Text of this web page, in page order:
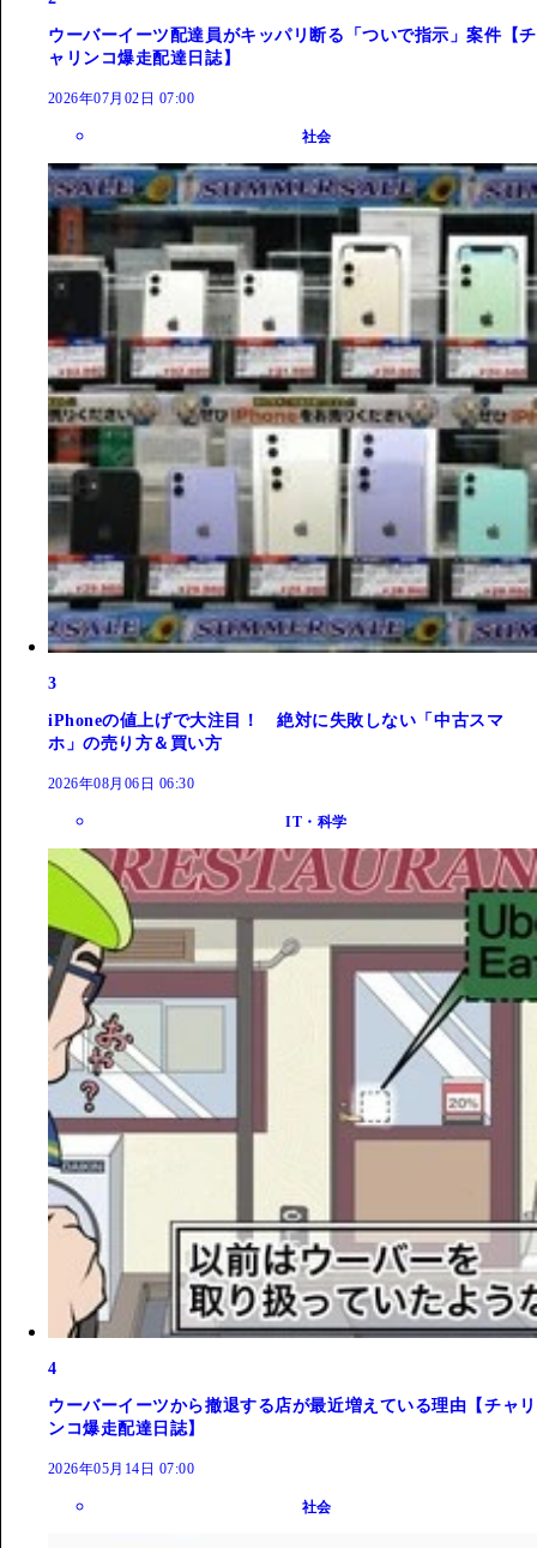
ウーバーイーツ配達員がキッパリ断る「ついで指示」案件【チ
ャリンコ爆走配達日誌】
2026年07月02日 07:00
社会
3
iPhoneの値上げで大注目！ 絶対に失敗しない「中古スマ
ホ」の売り方＆買い方
2026年08月06日 06:30
IT・科学
4
ウーバーイーツから撤退する店が最近増えている理由【チャリ
ンコ爆走配達日誌】
2026年05月14日 07:00
社会